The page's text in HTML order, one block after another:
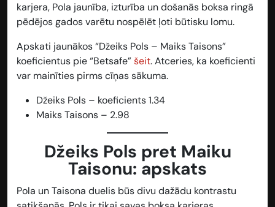
karjera, Pola jaunība, izturība un došanās boksa ringā
pēdējos gados varētu nospēlēt ļoti būtisku lomu.
Apskati jaunākos “Džeiks Pols – Maiks Taisons”
koeficientus pie “Betsafe”šeit. Atceries, ka koeficienti
var mainīties pirms cīņas sākuma.
Džeiks Pols – koeficients 1.34
Maiks Taisons – 2.98
Džeiks Pols pret Maiku
Taisonu: apskats
Pola un Taisona duelis būs divu dažādu kontrastu